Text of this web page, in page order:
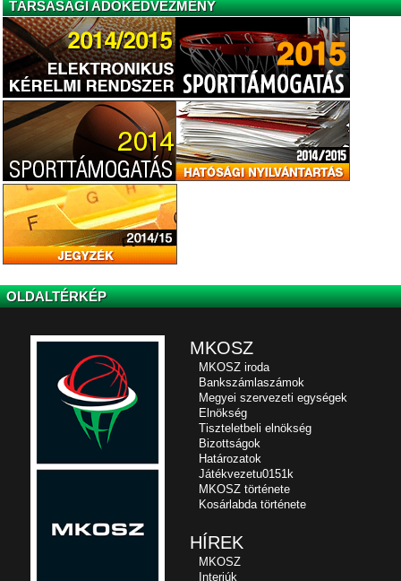
TÁRSASÁGI ADÓKEDVEZMÉNY
OLDALTÉRKÉP
MKOSZ
MKOSZ iroda
Bankszámlaszámok
Megyei szervezeti egységek
Elnökség
Tiszteletbeli elnökség
Bizottságok
Határozatok
Játékvezetu0151k
MKOSZ története
Kosárlabda története
HÍREK
MKOSZ
Interjúk